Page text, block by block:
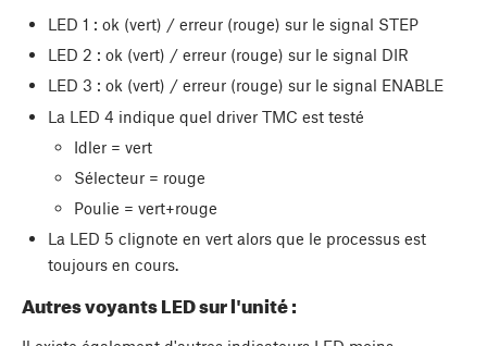
LED 1 : ok (vert) / erreur (rouge) sur le signal STEP
LED 2 : ok (vert) / erreur (rouge) sur le signal DIR
LED 3 : ok (vert) / erreur (rouge) sur le signal ENABLE
La LED 4 indique quel driver TMC est testé
Idler = vert
Sélecteur = rouge
Poulie = vert+rouge
La LED 5 clignote en vert alors que le processus est
toujours en cours.
Autres voyants LED sur l'unité :